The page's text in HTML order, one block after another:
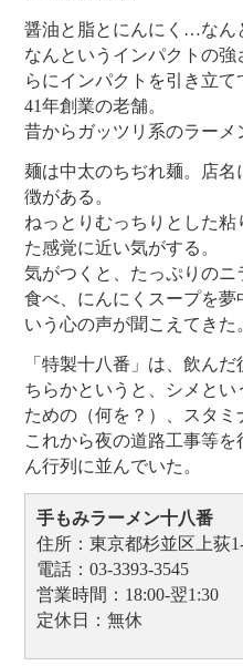
醤油と脂とにんにく…なん
なんというインパクトの
らにインパクトを引き立
41年創業の老舗。
昔からガッツリ系のラー
麺は中太のちぢれ麺。店
徴がある。
ねっとりむっちりとした
た感覚に近い気がする。
気がつくと、たっぷりの
食べ、にんにくスープを
いう心の声が聞こえてきた
「特製十八番」は、飲ん
ちらかというと、シメと
ための（何を？）、スタ
これから夜の道路工事等
ん行列に並んでいた。
手もみラーメン十八番
住所：東京都杉並区上荻
電話：03-3393-3545
営業時間：18:00-翌1:30
定休日：無休